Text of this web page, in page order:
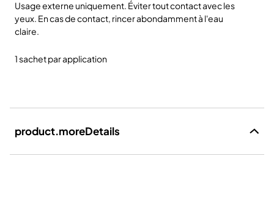
Usage externe uniquement. Éviter tout contact avec les
yeux. En cas de contact, rincer abondamment à l'eau
claire.
1 sachet par application
product.moreDetails